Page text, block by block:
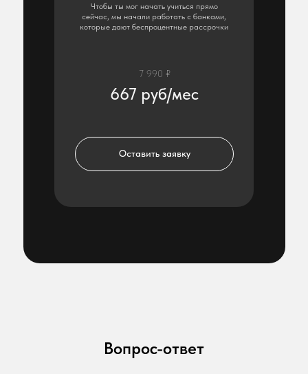
Чтобы ты мог начать учиться прямо
сейчас, мы начали работать с банками,
которые дают беспроцентные рассрочки
7 990 ₽
667 руб/мес
Оставить заявку
Вопрос-ответ